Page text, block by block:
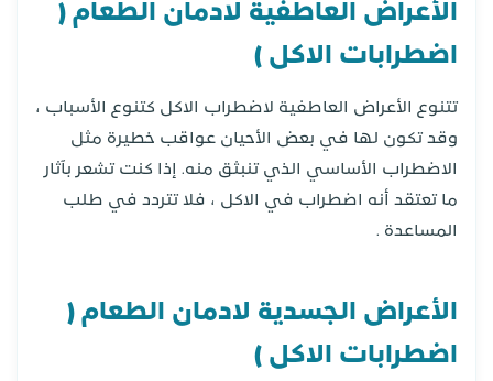
الأعراض العاطفية لادمان الطعام (
اضطرابات الاكل )
تتنوع الأعراض العاطفية لاضطراب الاكل كتنوع الأسباب ،
وقد تكون لها في بعض الأحيان عواقب خطيرة مثل
الاضطراب الأساسي الذي تنبثق منه. إذا كنت تشعر بآثار
ما تعتقد أنه اضطراب في الاكل ، فلا تتردد في طلب
المساعدة .
الأعراض الجسدية لادمان الطعام (
اضطرابات الاكل )